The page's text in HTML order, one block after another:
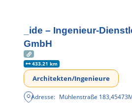
_ide – Ingenieur-
GmbH
433.21 km
Architekten/Ingenieure
Adresse: Mühlenstraße 183,45473